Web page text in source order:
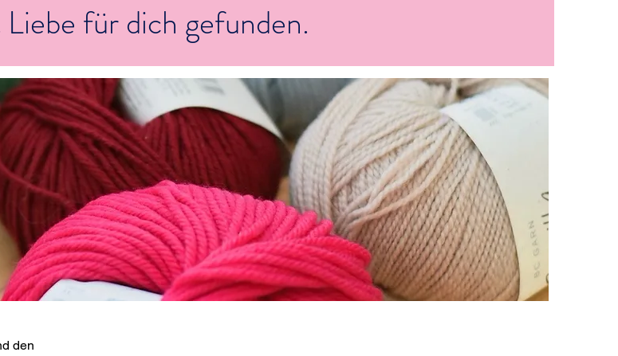
für dich gefunden.
den